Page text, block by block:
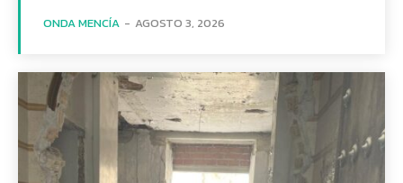
ONDA MENCÍA - AGOSTO 3, 2026